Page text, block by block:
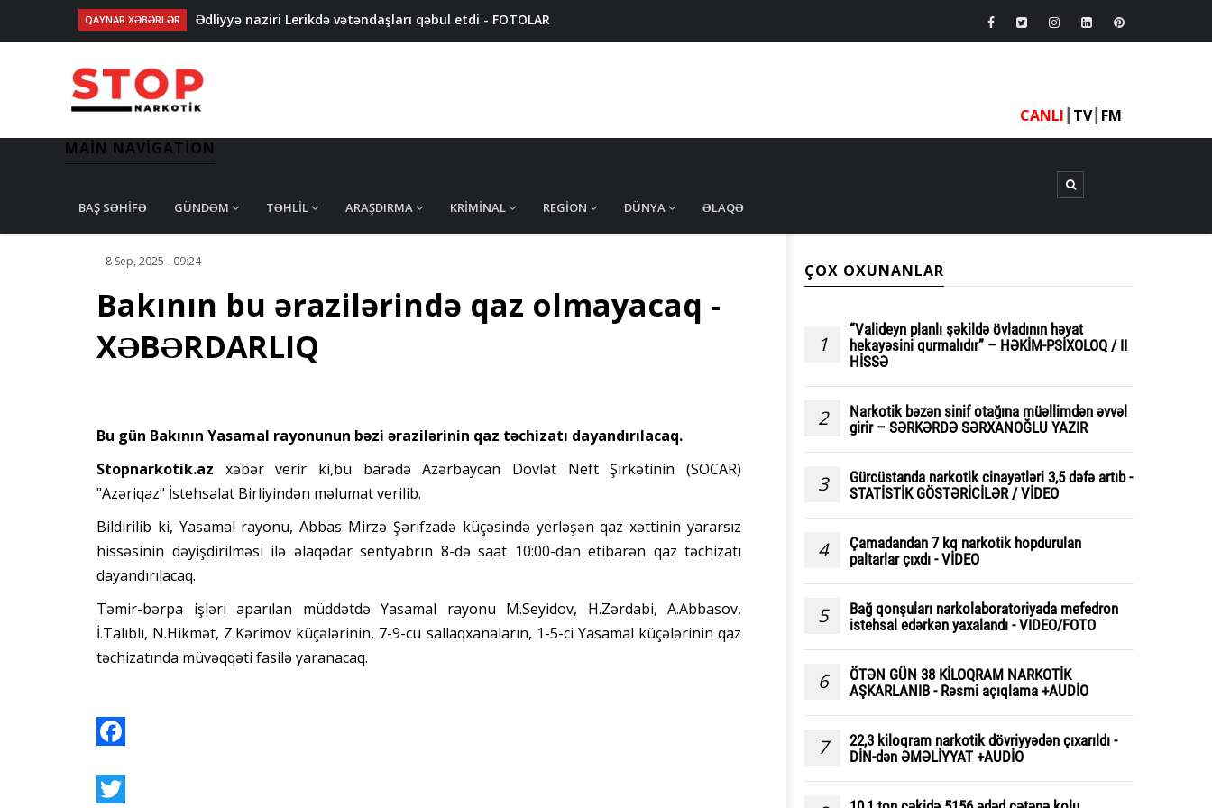
QAYNAR XƏBƏRLƏR
Ədliyyə naziri Lerikdə vətəndaşları qəbul etdi - FOTOLAR
Kartdan-karta köçürmələrlə bağlı VACİB AÇIQLAMA: Hansı əməliyyatlara limit qoyulacaq?
Prezident bəzi səfirlərin yerini dəyişdi - SƏRƏNCAM
Tovuzdakı qətlin TƏFƏRRÜATI: Bibisini odun parçası ilə öldürdü
CANLI TV┃ FM
MAIN NAVIGATION
BAŞ SƏHIFƏ GÜNDƏM TƏHLIL ARAŞDIRMA KRIMINAL REGION DÜNYA ƏLAQƏ
8 Sep, 2025 - 09:24
Bakının bu ərazilərində qaz olmayacaq -
XƏBƏRDARLIQ
Bu gün Bakının Yasamal rayonunun bəzi ərazilərinin qaz təchizatı dayandırılacaq.
Stopnarkotik.az xəbər verir ki,bu barədə Azərbaycan Dövlət Neft Şirkətinin (SOCAR)
"Azəriqaz" İstehsalat Birliyindən məlumat verilib.
Bildirilib ki, Yasamal rayonu, Abbas Mirzə Şərifzadə küçəsində yerləşən qaz xəttinin yararsız
hissəsinin dəyişdirilməsi ilə əlaqədar sentyabrın 8-də saat 10:00-dan etibarən qaz təchizatı
dayandırılacaq.
Təmir-bərpa işləri aparılan müddətdə Yasamal rayonu M.Seyidov, H.Zərdabi, A.Abbasov,
İ.Talıblı, N.Hikmət, Z.Kərimov küçələrinin, 7-9-cu sallaqxanaların, 1-5-ci Yasamal küçələrinin qaz
təchizatında müvəqqəti fasilə yaranacaq.
ÇOX OXUNANLAR
1
“Valideyn planlı şəkildə övladının həyat
hekayəsini qurmalıdır” – HƏKİM-PSİXOLOQ / II
HİSSƏ
2
Narkotik bəzən sinif otağına müəllimdən əvvəl
girir – SƏRKƏRDƏ SƏRXANOĞLU YAZIR
3
Gürcüstanda narkotik cinayətləri 3,5 dəfə artıb -
STATİSTİK GÖSTƏRİCİLƏR / VİDEO
4
Çamadandan 7 kq narkotik hopdurulan
paltarlar çıxdı - VİDEO
5
Bağ qonşuları narkolaboratoriyada mefedron
istehsal edərkən yaxalandı - VIDEO/FOTO
6
ÖTƏN GÜN 38 KİLOQRAM NARKOTİK
AŞKARLANIB - Rəsmi açıqlama +AUDİO
7
22,3 kiloqram narkotik dövriyyədən çıxarıldı -
DİN-dən ƏMƏLİYYAT +AUDİO